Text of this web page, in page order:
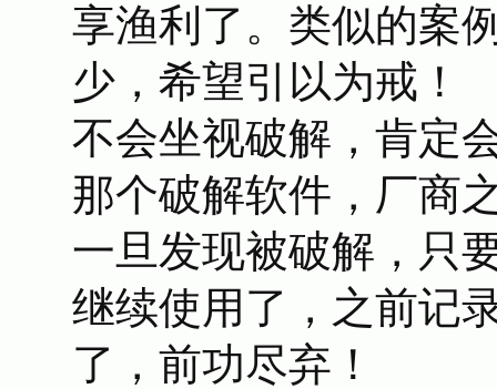
享渔利了。类似的案
少，希望引以为戒
不会坐视破解，肯定
那个破解软件，厂商
一旦发现被破解，只
继续使用了，之前记
了，前功尽弃！